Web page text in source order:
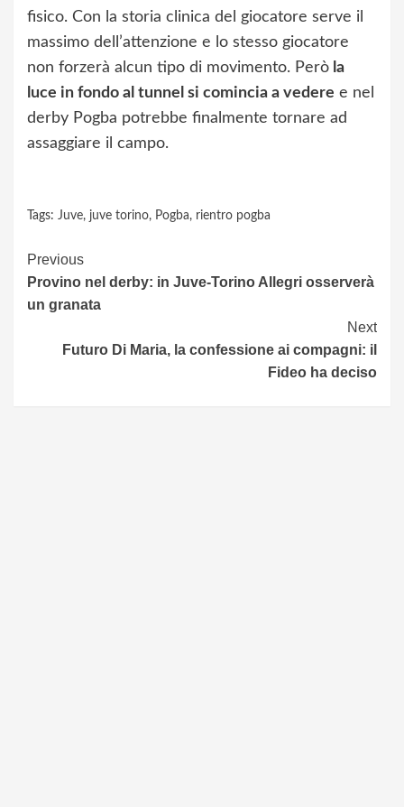
fisico. Con la storia clinica del giocatore serve il
massimo dell’attenzione e lo stesso giocatore
non forzerà alcun tipo di movimento. Però la
luce in fondo al tunnel si comincia a vedere e nel
derby Pogba potrebbe finalmente tornare ad
assaggiare il campo.
Tags: Juve, juve torino, Pogba, rientro pogba
Continue
Reading
Previous
Provino nel derby: in Juve-Torino Allegri osserverà
un granata
Next
Futuro Di Maria, la confessione ai compagni: il
Fideo ha deciso